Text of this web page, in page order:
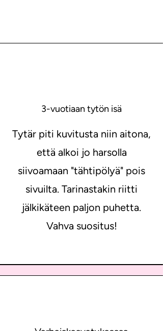
3-vuotiaan tytön isä
Tytär piti kuvitusta niin aitona,
että alkoi jo harsolla
siivoamaan "tähtipölyä" pois
sivuilta. Tarinastakin riitti
jälkikäteen paljon puhetta.
Vahva suositus!